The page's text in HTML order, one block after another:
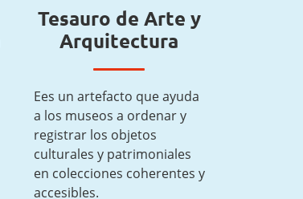
Tesauro de Arte y
Arquitectura
Ees un artefacto que ayuda
a los museos a ordenar y
registrar los objetos
culturales y patrimoniales
en colecciones coherentes y
accesibles.